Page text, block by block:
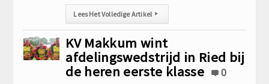
Lees Het Volledige Artikel ▸
KV Makkum wint
afdelingswedstrijd in Ried bij
de heren eerste klasse
0